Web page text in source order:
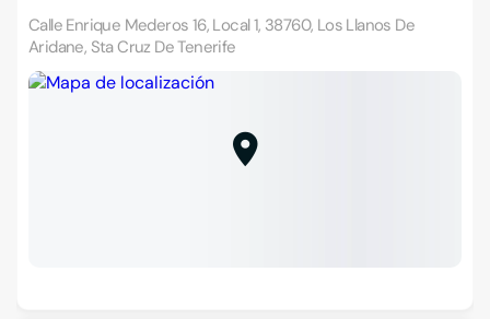
Calle Enrique Mederos 16, Local 1, 38760, Los Llanos De
Aridane, Sta Cruz De Tenerife